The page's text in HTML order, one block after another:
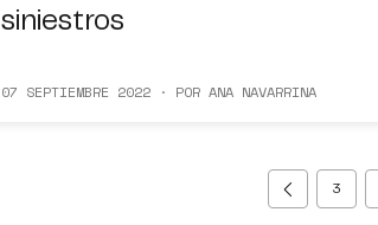
siniestros
07 SEPTIEMBRE 2022 · POR ANA NAVARRINA
3